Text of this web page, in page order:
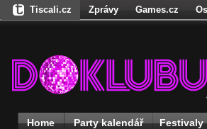
Tiscali.cz Zprávy Games.cz
Receptynadoma.cz
StartupInsider.cz
Home Party kalendář Festivaly